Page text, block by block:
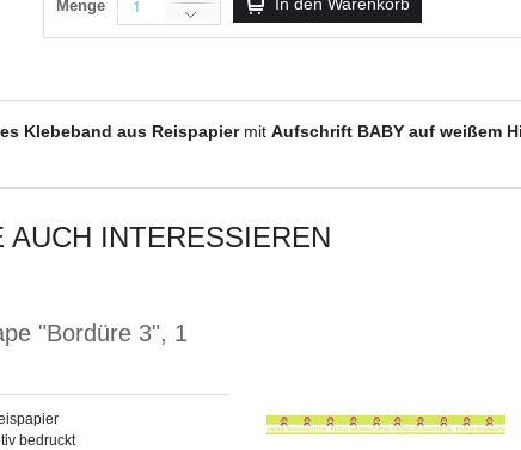
Menge
Klebeband aus Reispapiermit Aufschrift BABY auf weißem
INTERESSIEREN
"Bordüre 3", 1
bedruckt